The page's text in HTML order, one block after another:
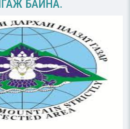
БАЙНА.